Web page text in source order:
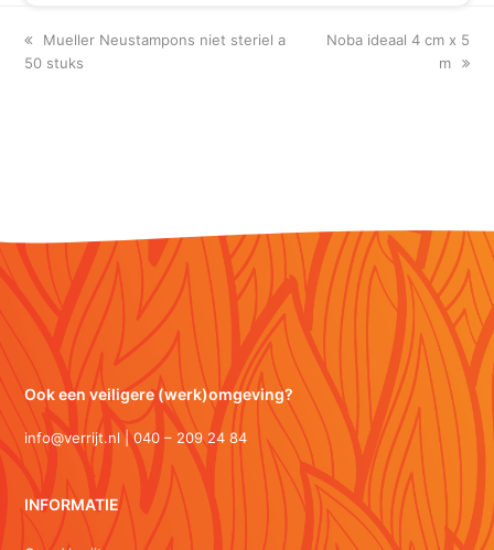
previous
post:
Mueller Neustampons niet steriel a
50 stuks
next
Noba ideaal 4 cm x 5
m
Ook een veiligere (werk)omgeving?
info@verrijt.nl | 040 – 209 24 84
INFORMATIE